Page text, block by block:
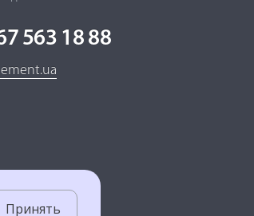
563 18 88
Принять